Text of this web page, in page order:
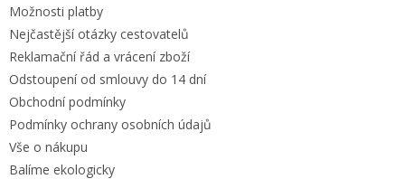
Možnosti platby
Nejčastější otázky cestovatelů
Reklamační řád a vrácení zboží
Odstoupení od smlouvy do 14 dní
Obchodní podmínky
Podmínky ochrany osobních údajů
Vše o nákupu
Balíme ekologicky